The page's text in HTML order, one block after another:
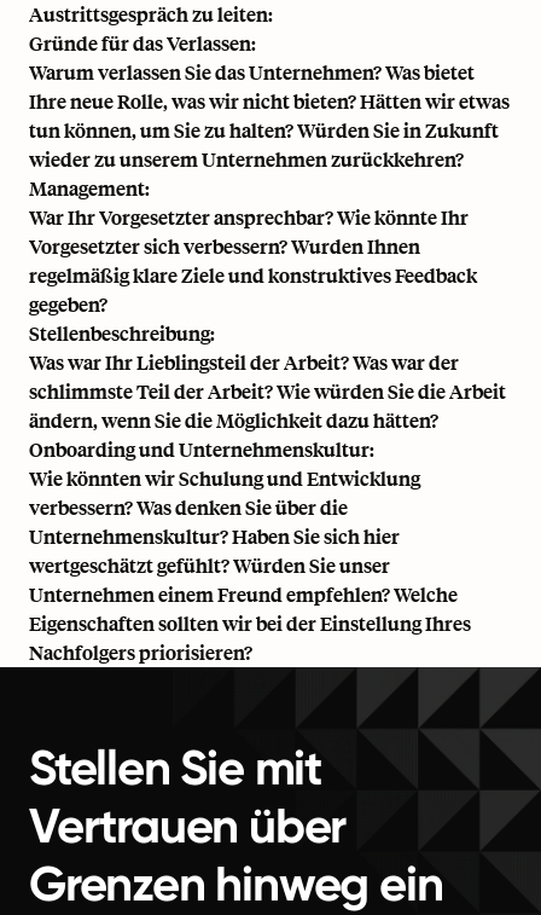
Austrittsgespräch zu leiten:
Gründe für das Verlassen:
Warum verlassen Sie das Unternehmen? Was bietet
Ihre neue Rolle, was wir nicht bieten? Hätten wir etwas
tun können, um Sie zu halten? Würden Sie in Zukunft
wieder zu unserem Unternehmen zurückkehren?
Management:
War Ihr Vorgesetzter ansprechbar? Wie könnte Ihr
Vorgesetzter sich verbessern? Wurden Ihnen
regelmäßig klare Ziele und konstruktives Feedback
gegeben?
Stellenbeschreibung:
Was war Ihr Lieblingsteil der Arbeit? Was war der
schlimmste Teil der Arbeit? Wie würden Sie die Arbeit
ändern, wenn Sie die Möglichkeit dazu hätten?
Onboarding und Unternehmenskultur:
Wie könnten wir Schulung und Entwicklung
verbessern? Was denken Sie über die
Unternehmenskultur? Haben Sie sich hier
wertgeschätzt gefühlt? Würden Sie unser
Unternehmen einem Freund empfehlen? Welche
Eigenschaften sollten wir bei der Einstellung Ihres
Nachfolgers priorisieren?
Stellen Sie mit
Vertrauen über
Grenzen hinweg ein